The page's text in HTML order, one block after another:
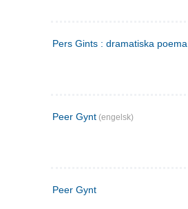
Pers Gints : dramatiska poema
Peer Gynt (engelsk)
Peer Gynt